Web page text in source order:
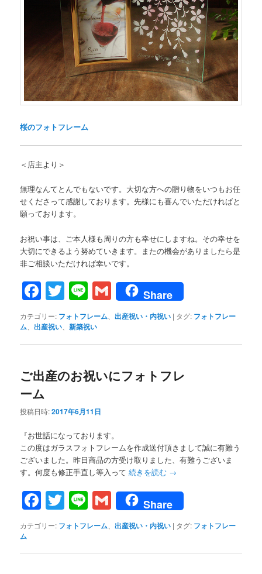
桜のフォトフレーム
＜店主より＞
無理なんてとんでもないです。大切な方への贈り物をいつもお任
せくださって感謝しております。先様にも喜んでいただければと
願っております。
お祝い事は、ご本人様も周りの方も幸せにしますね。その幸せを
大切にできるよう努めていきます。またの機会がありましたら是
非ご相談いただければ幸いです。
Facebook
Twitter
LineGmail
Share
カテゴリー: フォトフレーム 、出産祝い・内祝い | タグ: フォトフレー
ム 、出産祝い 、新築祝い
ご出産のお祝いにフォトフレ
ーム
投稿日時:2017年6月11日
『お世話になっております。
この度はガラスフォトフレームを作成送付頂きまして誠に有難う
ございました。昨日商品の方受け取りました、有難うございま
す。何度も修正手直し等入って続きを読む →
Facebook
Twitter
LineGmail
Share
カテゴリー: フォトフレーム 、出産祝い・内祝い | タグ: フォトフレー
ム